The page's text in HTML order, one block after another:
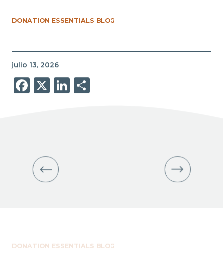
DONATION ESSENTIALS BLOG
julio 13, 2026
Facebook
X LinkedIn
Share
DONATION ESSENTIALS BLOG